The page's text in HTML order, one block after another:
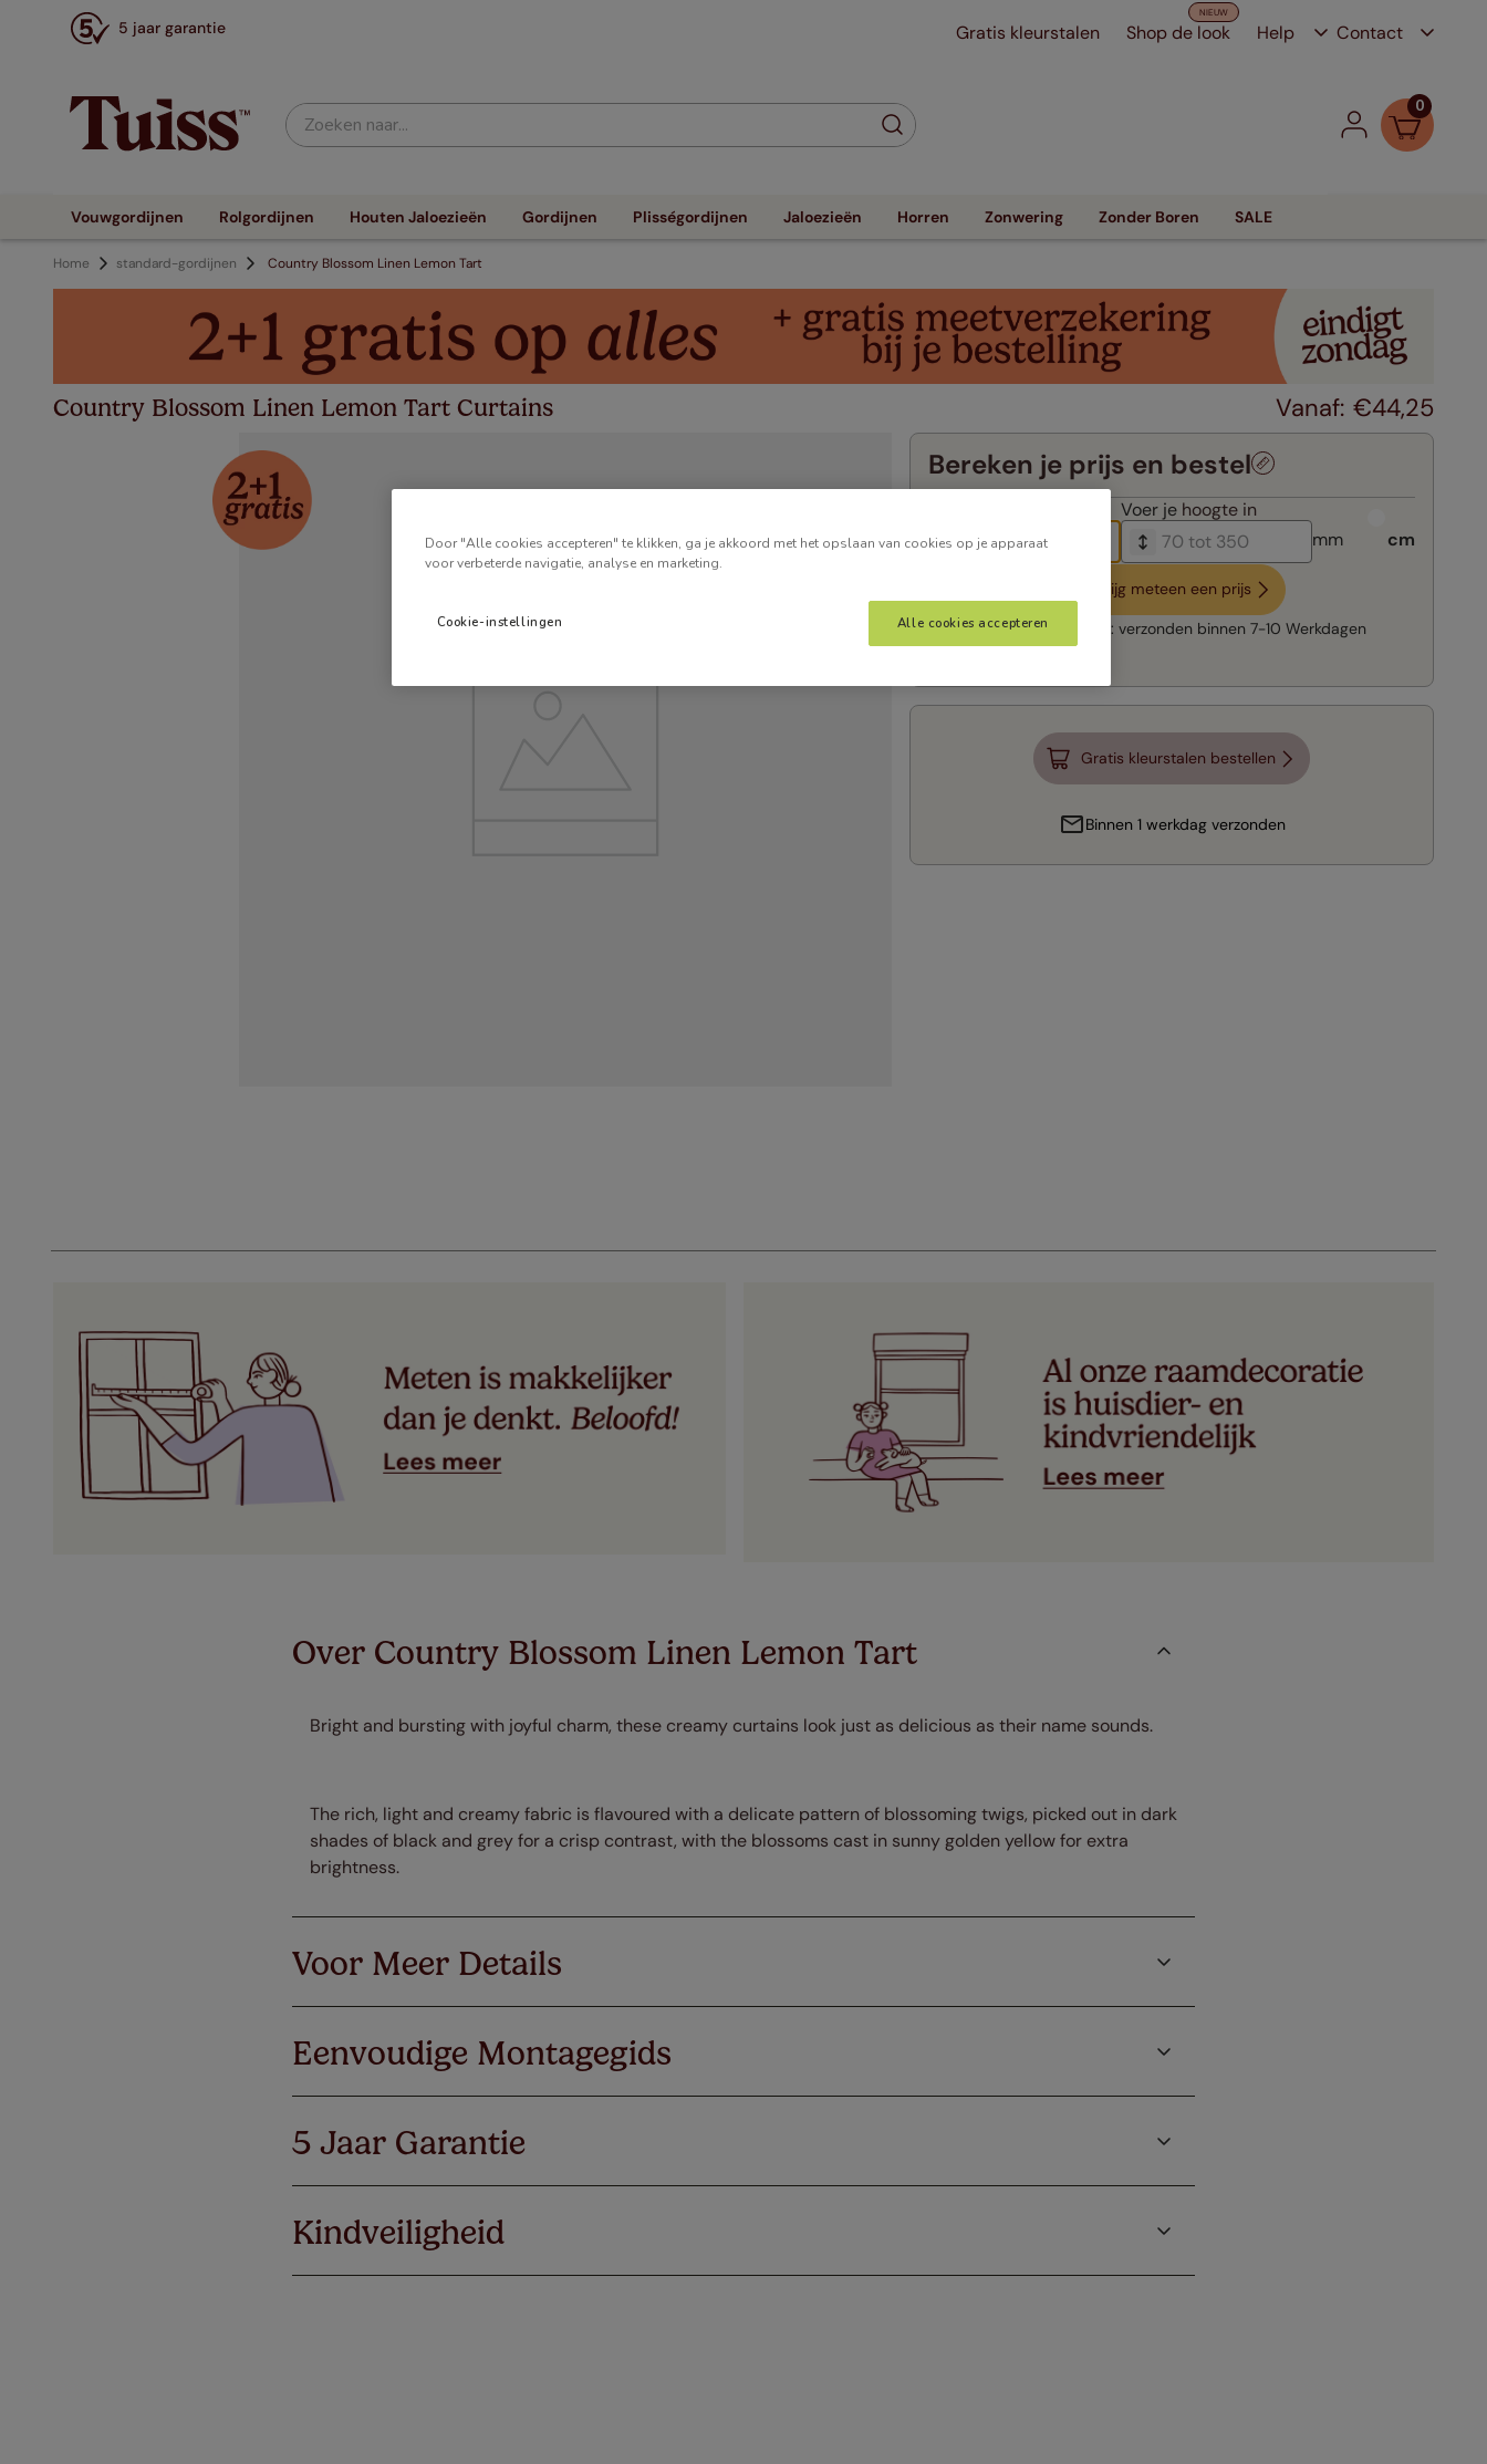
5 jaar garantie Gratis kleurstalen Shop de look Help Contact
Zoeken naar... 0
Vouwgordijnen Rolgordijnen Houten Jaloezieën Gordijnen Plisségordijnen Jaloezieën Horren Zonwering Zonder Boren SALE
Home standard-gordijnen Country Blossom Linen Lemon Tart
Country Blossom Linen Lemon Tart Curtains €44,25
Bereken je prijs en bestel
Voer je hoogte in
mm
cm
Krijg meteen een prijs
Snelle levering: verzonden binnen 7-10 Werkdagen
Gratis kleurstalen bestellen
Binnen 1 werkdag verzonden
Over Country Blossom Linen Lemon Tart
Bright and bursting with joyful charm, these creamy curtains look just as delicious as their name sounds.
The rich, light and creamy fabric is flavoured with a delicate pattern of blossoming twigs, picked out in dark
shades of black and grey for a crisp contrast, with the blossoms cast in sunny golden yellow for extra
brightness.
Voor Meer Details
Eenvoudige Montagegids
5 Jaar Garantie
Kindveiligheid
Door "Alle cookies accepteren" te klikken, ga je akkoord met het opslaan van cookies op je apparaat
voor verbeterde navigatie, analyse en marketing.
Cookie-instellingen Alle cookies accepteren